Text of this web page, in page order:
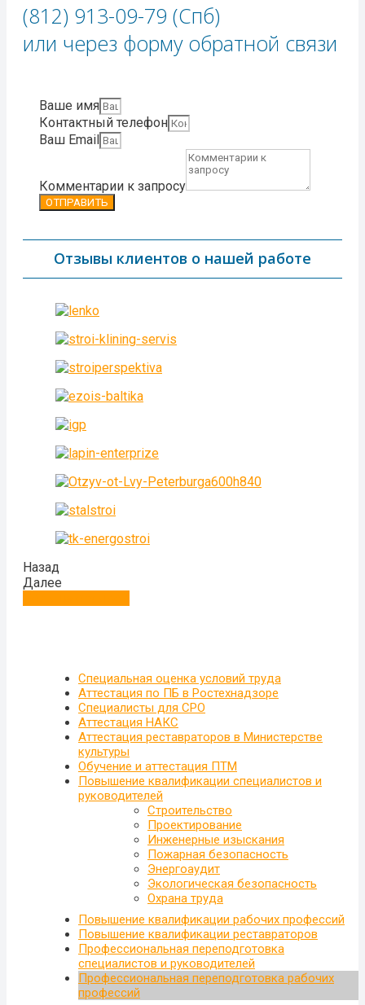
(812) 913-09-79 (Спб)
или через форму обратной связи​
Ваше имя
Контактный телефон
Ваш Email
Комментарии к запросу
ОТПРАВИТЬ
Отзывы клиентов о нашей работе
Назад
Далее
Специальная оценка условий труда
Аттестация по ПБ в Ростехнадзоре
Специалисты для СРО
Аттестация НАКС
Аттестация реставраторов в Министерстве
культуры
Обучение и аттестация ПТМ
Повышение квалификации специалистов и
руководителей
Строительство
Проектирование
Инженерные изыскания
Пожарная безопасность
Энергоаудит
Экологическая безопасность
Охрана труда
Повышение квалификации рабочих профессий
Повышение квалификации реставраторов
Профессиональная переподготовка
специалистов и руководителей
Профессиональная переподготовка рабочих
профессий